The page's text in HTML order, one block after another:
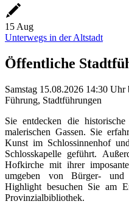
15 Aug
Unterwegs in der Altstadt
Öffentliche
Samstag 15.08.2026 14:30 Uhr
Führung, Stadtführungen
Sie entdecken die
malerischen Gassen. Sie
Kunst im Schlossinnenhof
Schlosskapelle geführt.
Hofkirche mit ihrer
umgeben von Bürger- und
Highlight besuchen Sie am
Provinzialbibliothek.